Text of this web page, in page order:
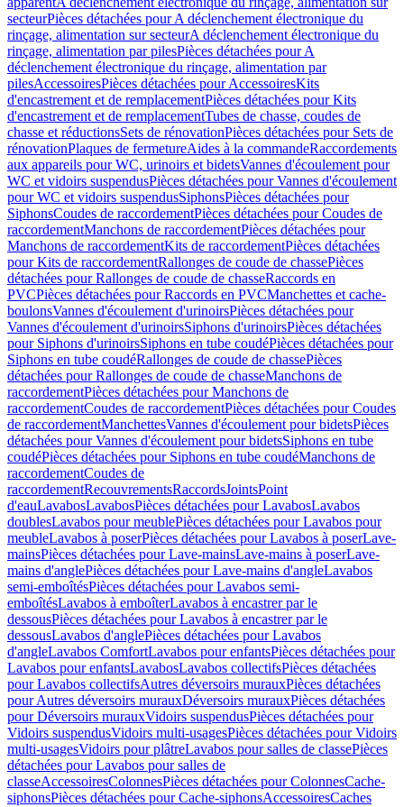
secteurPièces détachées pour A déclenchement électronique du
rinçage, alimentation sur secteurA déclenchement électronique du
rinçage, alimentation par pilesPièces détachées pour A
déclenchement électronique du rinçage, alimentation par
pilesAccessoiresPièces détachées pour AccessoiresKits
d'encastrement et de remplacementPièces détachées pour Kits
d'encastrement et de remplacementTubes de chasse, coudes de
chasse et réductionsSets de rénovationPièces détachées pour Sets de
rénovationPlaques de fermetureAides à la commandeRaccordements
aux appareils pour WC, urinoirs et bidetsVannes d'écoulement pour
WC et vidoirs suspendusPièces détachées pour Vannes d'écoulement
pour WC et vidoirs suspendusSiphonsPièces détachées pour
SiphonsCoudes de raccordementPièces détachées pour Coudes de
raccordementManchons de raccordementPièces détachées pour
Manchons de raccordementKits de raccordementPièces détachées
pour Kits de raccordementRallonges de coude de chassePièces
détachées pour Rallonges de coude de chasseRaccords en
PVCPièces détachées pour Raccords en PVCManchettes et cache-
boulonsVannes d'écoulement d'urinoirsPièces détachées pour
Vannes d'écoulement d'urinoirsSiphons d'urinoirsPièces détachées
pour Siphons d'urinoirsSiphons en tube coudéPièces détachées pour
Siphons en tube coudéRallonges de coude de chassePièces
détachées pour Rallonges de coude de chasseManchons de
raccordementPièces détachées pour Manchons de
raccordementCoudes de raccordementPièces détachées pour Coudes
de raccordementManchettesVannes d'écoulement pour bidetsPièces
détachées pour Vannes d'écoulement pour bidetsSiphons en tube
coudéPièces détachées pour Siphons en tube coudéManchons de
raccordementCoudes de
raccordementRecouvrementsRaccordsJointsPoint
d'eauLavabosLavabosPièces détachées pour LavabosLavabos
doublesLavabos pour meublePièces détachées pour Lavabos pour
meubleLavabos à poserPièces détachées pour Lavabos à poserLave-
mainsPièces détachées pour Lave-mainsLave-mains à poserLave-
mains d'anglePièces détachées pour Lave-mains d'angleLavabos
semi-emboîtésPièces détachées pour Lavabos semi-
emboîtésLavabos à emboîterLavabos à encastrer par le
dessousPièces détachées pour Lavabos à encastrer par le
dessousLavabos d'anglePièces détachées pour Lavabos
d'angleLavabos ComfortLavabos pour enfantsPièces détachées pour
Lavabos pour enfantsLavabosLavabos collectifsPièces détachées
pour Lavabos collectifsAutres déversoirs murauxPièces détachées
pour Autres déversoirs murauxDéversoirs murauxPièces détachées
pour Déversoirs murauxVidoirs suspendusPièces détachées pour
Vidoirs suspendusVidoirs multi-usagesPièces détachées pour Vidoirs
multi-usagesVidoirs pour plâtreLavabos pour salles de classePièces
détachées pour Lavabos pour salles de
classeAccessoiresColonnesPièces détachées pour ColonnesCache-
siphonsPièces détachées pour Cache-siphonsAccessoiresCaches